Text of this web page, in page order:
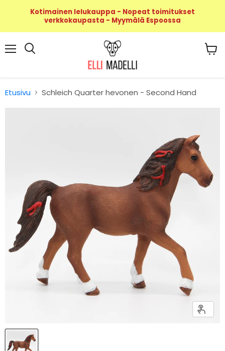
Kotimainen lelukauppa - Nopeat toimitukset
verkkokaupasta - Myymälä Espoossa
Etusivu Schleich Quarter hevonen - Second Hand